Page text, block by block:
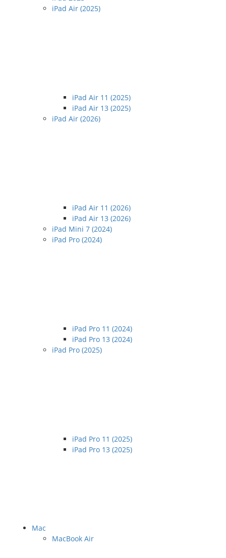
iPad Air (2025)
iPad Air 11 (2025)
iPad Air 13 (2025)
iPad Air (2026)
iPad Air 11 (2026)
iPad Air 13 (2026)
iPad Mini 7 (2024)
iPad Pro (2024)
iPad Pro 11 (2024)
iPad Pro 13 (2024)
iPad Pro (2025)
iPad Pro 11 (2025)
iPad Pro 13 (2025)
Mac
MacBook Air